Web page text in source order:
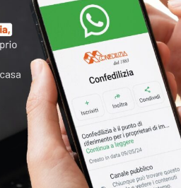
–
19
Settings
PIP
Enter
fullscreen
Play